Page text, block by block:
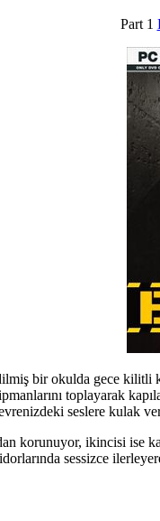
Part 1
bir okulda gece kilitli
toplayarak
seslere kulak
korunuyor, ikincisi ise
sessizce